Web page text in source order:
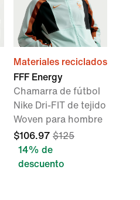
Materiales reciclados
FFF Energy
Chamarra de fútbol
Nike Dri-FIT de tejido
Woven para hombre
$106.97 $125
14% de
descuento